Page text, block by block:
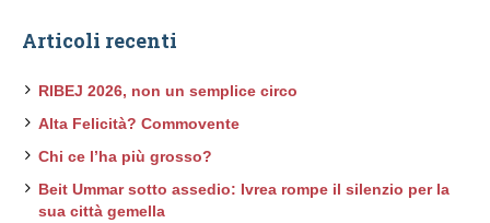
Articoli recenti
RIBEJ 2026, non un semplice circo
Alta Felicità? Commovente
Chi ce l’ha più grosso?
Beit Ummar sotto assedio: Ivrea rompe il silenzio per la
sua città gemella